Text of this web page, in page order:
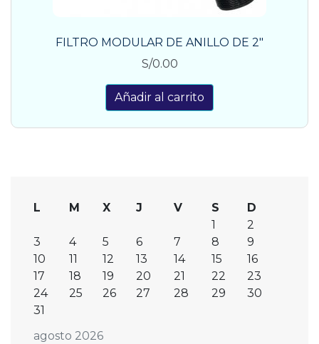
FILTRO MODULAR DE ANILLO DE 2″
S/0.00
Añadir al carrito
agosto 2026
L M X J V S
D
1
2
3
4 5 6 7 8
9
10
11 12 13 14 15
16
17
18 19 20 21 22
23
24
25 26 27 28 29
30
31